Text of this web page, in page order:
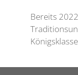
Bereits